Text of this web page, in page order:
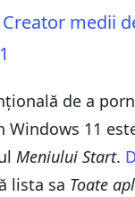
medii
de a
Windows 11
Meniului Start.
lista sa Toate